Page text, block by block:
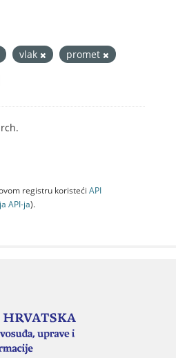
vlak
promet
registru koristeći API
API-jа).